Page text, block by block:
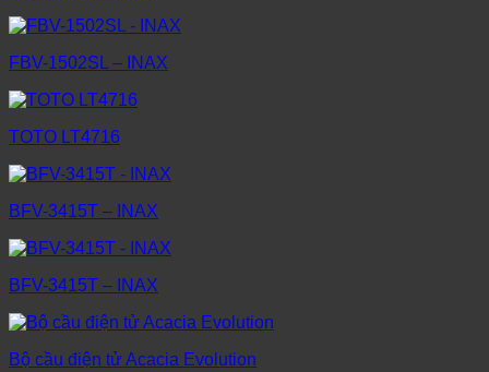
FBV-1502SL – INAX
TOTO LT4716
BFV-3415T – INAX
BFV-3415T – INAX
Bộ cầu điện tử Acacia Evolution